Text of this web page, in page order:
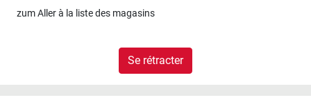
zumAller à la liste des magasins
Se rétracter